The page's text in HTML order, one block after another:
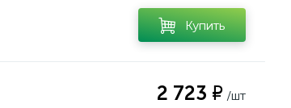
Купить
2 723 ₽ /шт